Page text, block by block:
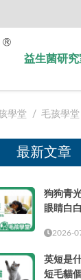
益生菌研究
學堂 毛孩學堂
最新文章
狗狗青
眼睛白
2026-
英短是
短毛貓